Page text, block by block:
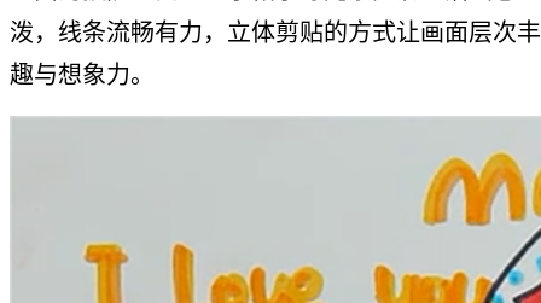
泼，线条流畅有力，立体剪贴的方式让画面层次
趣与想象力。